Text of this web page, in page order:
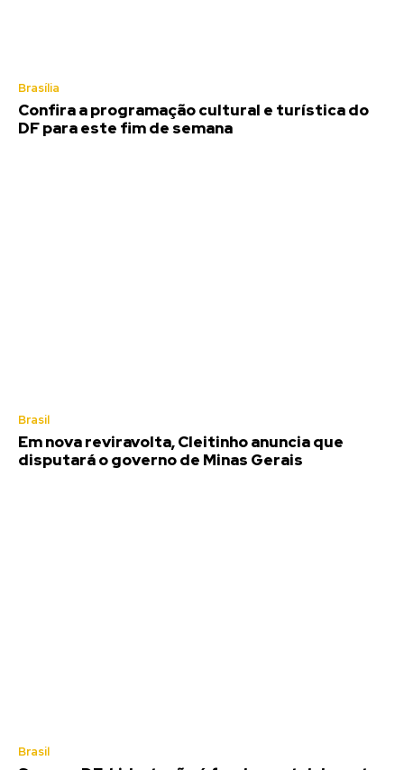
Brasília
Confira a programação cultural e turística do
DF para este fim de semana
Brasil
Em nova reviravolta, Cleitinho anuncia que
disputará o governo de Minas Gerais
Brasil